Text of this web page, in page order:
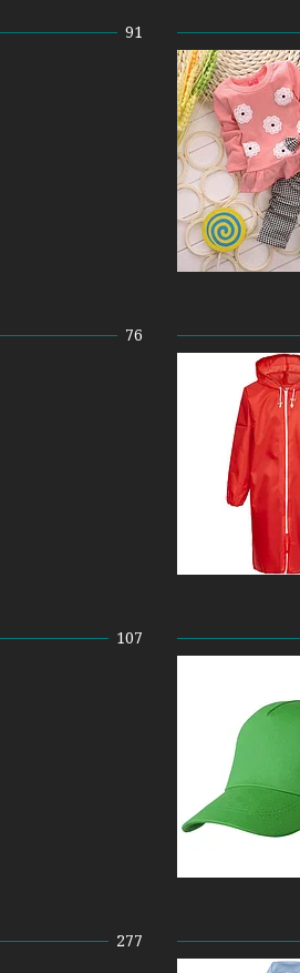
91
76
107
277